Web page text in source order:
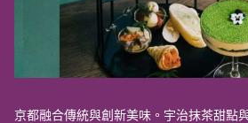
京都融合傳統與創新美味。宇治抹茶甜點